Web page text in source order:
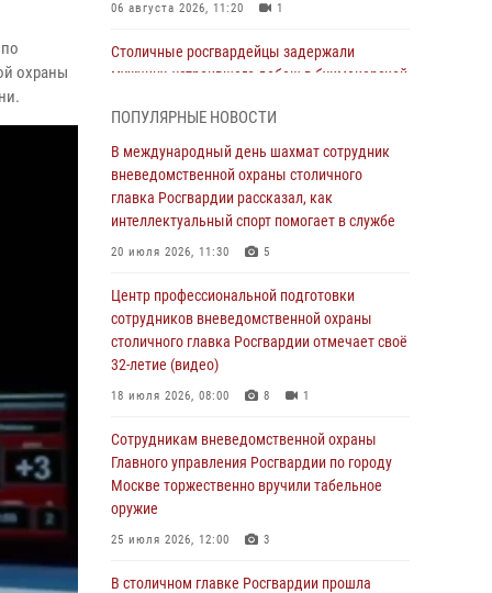
охраны
06 августа 2026, 11:20 1
Столичные росгвардейцы задержали
мужчину, устроившего дебош в букмекерской
Делегация МВД Республики Беларусь
ознакомилась с передовыми методами
работы Росгвардии в Москве (видео)
04 августа 2026, 18:16
Сотрудники управления вневедомственной
охраны Главного управления Росгвардии по
городу Москве заняли первое место в
чемпионате столичного главка ведомства по
самбо и боевому самбо (ВИДЕО)
В Москве росгвардейцы задержали
подозреваемого в нападении на охранника
торгового центра (видео)
04 августа 2026, 08:00
На востоке Москвы сотрудники Росгвардии
ПОПУЛЯРНЫЕ НОВОСТИ
В международный день шахмат сотрудник
вневедомственной охраны столичного
главка Росгвардии рассказал, как
интеллектуальный спорт помогает в службе
20 июля 2026, 11:30 5
Центр профессиональной подготовки
сотрудников вневедомственной охраны
столичного главка Росгвардии отмечает своё
32-летие (видео)
18 июля 2026, 08:00 8 1
Сотрудникам вневедомственной охраны
Главного управления Росгвардии по городу
Москве торжественно вручили табельное
оружие
25 июля 2026, 12:00 3
В столичном главке Росгвардии прошла